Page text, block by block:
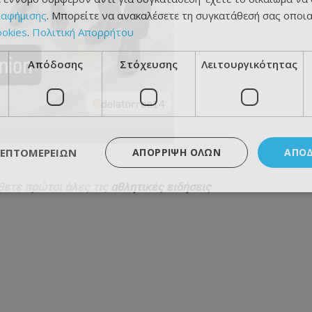
. Μπορείτε να ανακαλέσετε τη συγκατάθεσή σας
. Πολιτική Απορρήτου
Απόδοσης Στόχευσης Λειτουργικότητας
ΑΠΌΡΡΙΨΗ ΌΛΩΝ